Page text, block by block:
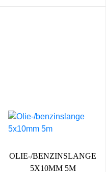
OLIE-/BENZINSLANGE
5X10MM 5M